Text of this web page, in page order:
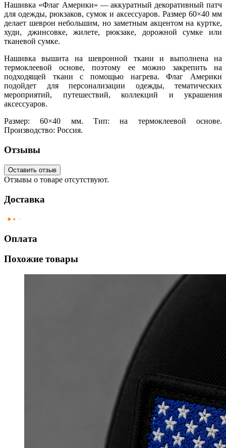
Нашивка «Флаг Америки» — аккуратный декоративный патч
для одежды, рюкзаков, сумок и аксессуаров. Размер 60×40 мм
делает шеврон небольшим, но заметным акцентом на куртке,
худи, джинсовке, жилете, рюкзаке, дорожной сумке или
тканевой сумке.
Нашивка вышита на шевронной ткани и выполнена на
термоклеевой основе, поэтому ее можно закрепить на
подходящей ткани с помощью нагрева. Флаг Америки
подойдет для персонализации одежды, тематических
мероприятий, путешествий, коллекций и украшения
аксессуаров.
Размер: 60×40 мм. Тип: на термоклеевой основе.
Производство: Россия.
Отзывы
Оставить отзыв
Отзывы о товаре отсутствуют.
Доставка
Оплата
Похожие товары